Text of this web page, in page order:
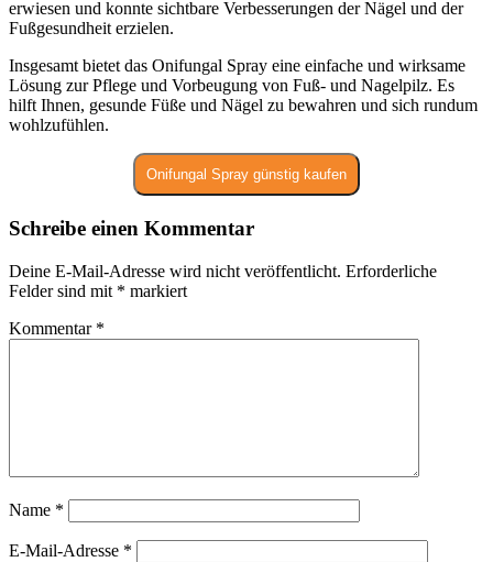
erwiesen und konnte sichtbare Verbesserungen der Nägel und der
Fußgesundheit erzielen.
Insgesamt bietet das Onifungal Spray eine einfache und wirksame
Lösung zur Pflege und Vorbeugung von Fuß- und Nagelpilz. Es
hilft Ihnen, gesunde Füße und Nägel zu bewahren und sich rundum
wohlzufühlen.
Onifungal Spray günstig kaufen
Schreibe einen Kommentar
Deine E-Mail-Adresse wird nicht veröffentlicht. Erforderliche
Felder sind mit * markiert
Kommentar *
Name *
E-Mail-Adresse *